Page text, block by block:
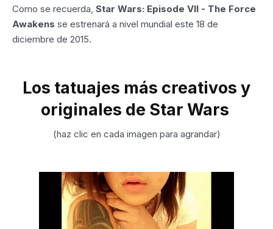
Como se recuerda, Star Wars: Episode VII - The Force
Awakens se estrenará a nivel mundial este 18 de
diciembre de 2015.
Los tatuajes más creativos y
originales de Star Wars
(haz clic en cada imagen para agrandar)